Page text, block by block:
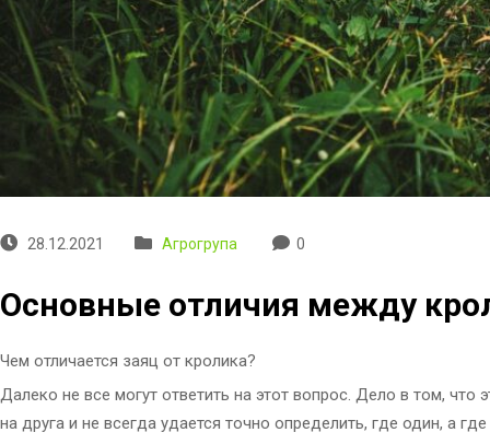
28.12.2021 Агрогрупа 0
Основные отличия между
Чем отличается заяц от кролика?
Далеко не все могут ответить на этот вопрос. Дело в том,
на друга и не всегда удается точно определить, где один, а где